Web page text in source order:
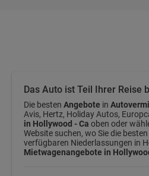
Das Auto ist Teil Ihrer Reise
Die besten Angebote in
Avis, Hertz, Holiday Autos,
in Hollywood - Ca oben oder
Website suchen, wo Sie die
verfügbaren Niederlassungen in
Mietwagenangebote in